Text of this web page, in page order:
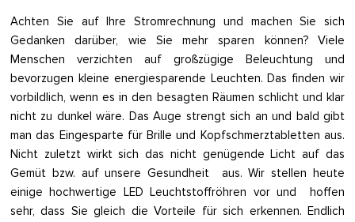
Achten Sie auf Ihre Stromrechnung und machen Sie sich
Gedanken darüber, wie Sie mehr sparen können? Viele
Menschen verzichten auf großzügige Beleuchtung und
bevorzugen kleine energiesparende Leuchten. Das finden wir
vorbildlich, wenn es in den besagten Räumen schlicht und klar
nicht zu dunkel wäre. Das Auge strengt sich an und bald gibt
man das Eingesparte für Brille und Kopfschmerztabletten aus.
Nicht zuletzt wirkt sich das nicht genügende Licht auf das
Gemüt bzw. auf unsere Gesundheit aus. Wir stellen heute
einige hochwertige LED Leuchtstoffröhren vor und hoffen
sehr, dass Sie gleich die Vorteile für sich erkennen. Endlich